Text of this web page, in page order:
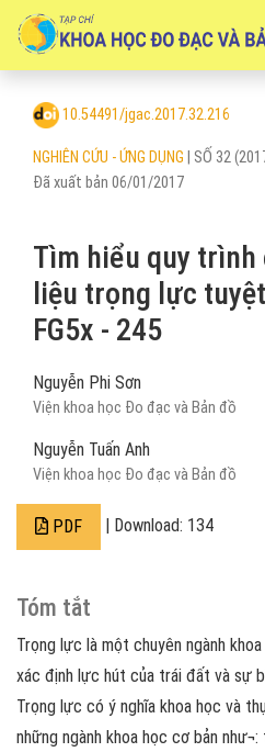
Tìm hiểu quy trình đo và xử lý số
NGHIÊN CỨU - ỨNG DỤNG SỐ 32
Tìm hiểu quy trình
liệu trọng lực
FG5x - 245
10.54491/jgac.2017.32.216
Đã xuất bản 06/01/2017
Nguyễn Phi Sơn
Viện khoa học Đo đạc và Bản đồ
Nguyễn Tuấn Anh
Viện khoa học Đo đạc và Bản đồ
PDF | Download: 134
Tóm tắt
Trọng lực là một chuyên ngành
xác định lực hút của trái đất và sự
Trọng lực có ý nghĩa khoa học và
những ngành khoa học cơ bản